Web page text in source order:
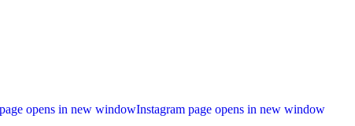
opens in new windowInstagram page opens in new window